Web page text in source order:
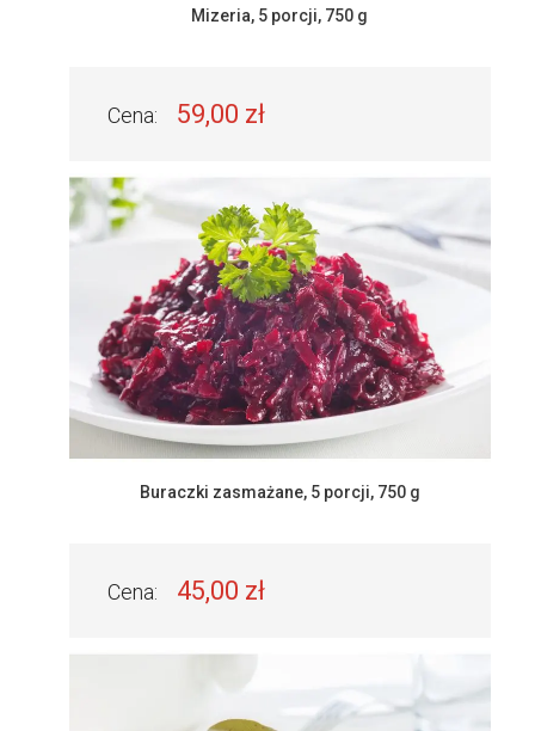
Mizeria, 5 porcji, 750 g
Cena: 59,00 zł
Buraczki zasmażane, 5 porcji, 750 g
Cena: 45,00 zł